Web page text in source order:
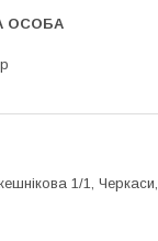
1/1, Черкаси,